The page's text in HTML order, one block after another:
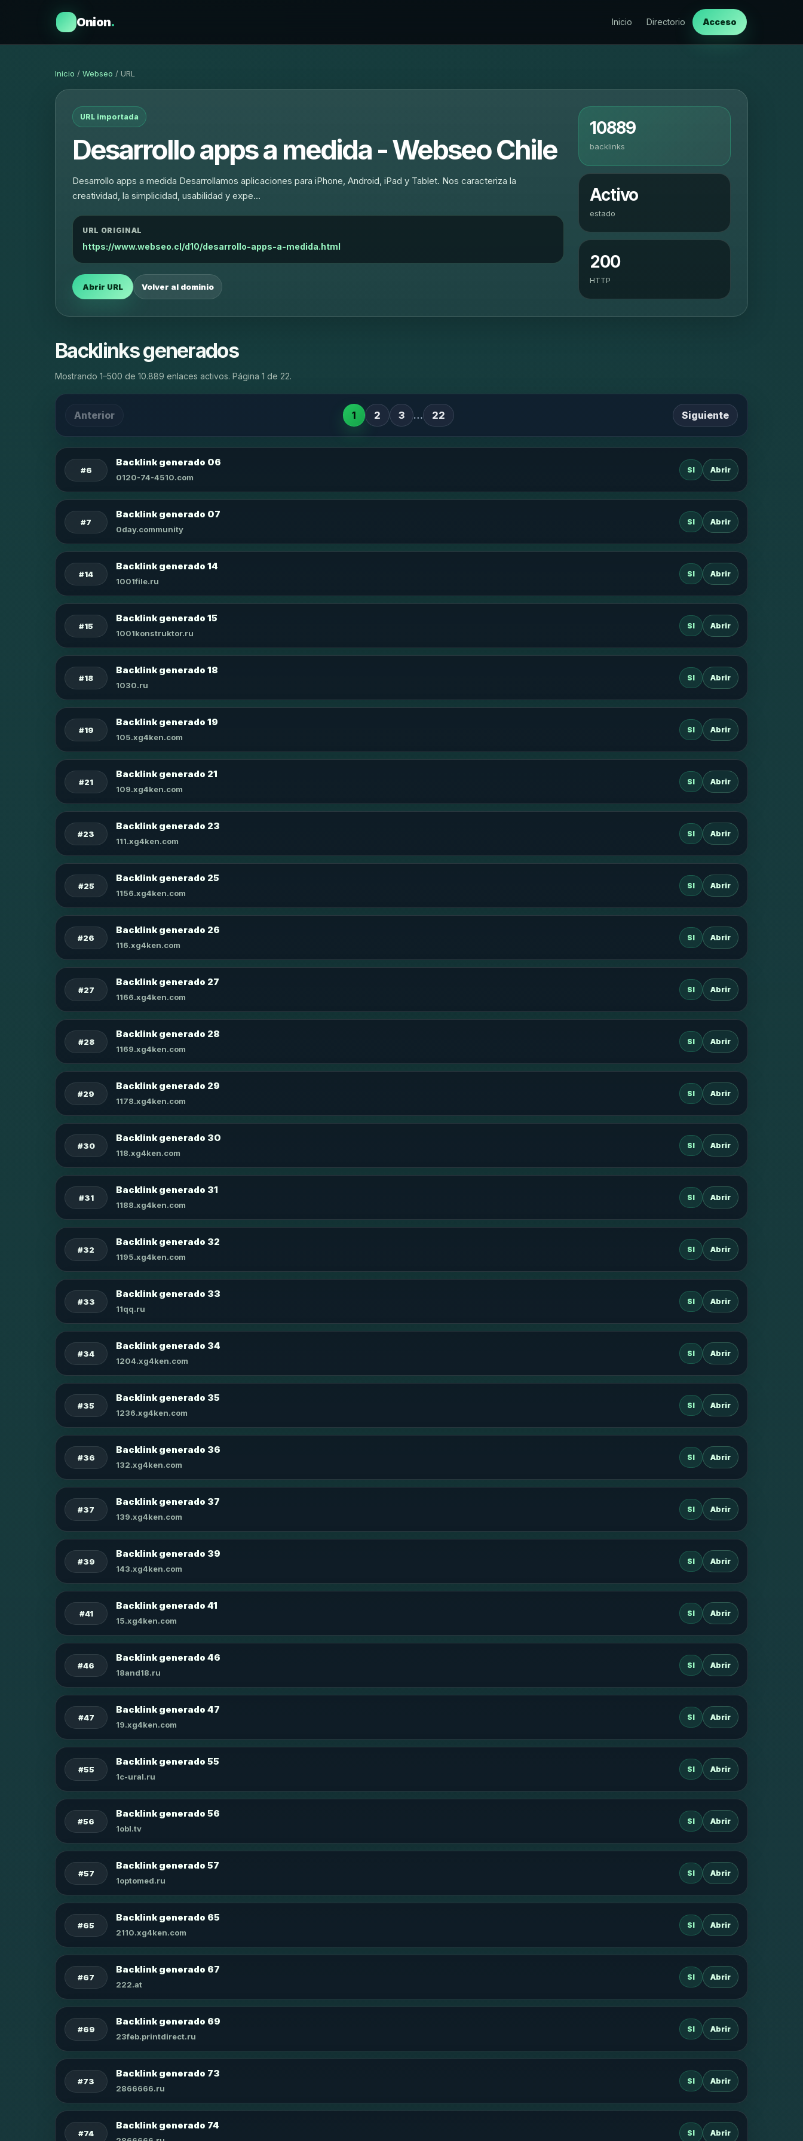
Onion. Inicio Directorio Acceso
Inicio / Webseo / URL
URL importada
Desarrollo apps a medida - Webseo Chile
Desarrollo apps a medida Desarrollamos aplicaciones para iPhone, Android, iPad y Tablet. Nos caracteriza la
creatividad, la simplicidad, usabilidad y expe…
URL ORIGINAL
https://www.webseo.cl/d10/desarrollo-apps-a-medida.html
Abrir URL Volver al dominio
10889
backlinks
Activo
estado
200
HTTP
Backlinks generados
Mostrando 1–500 de 10.889 enlaces activos. Página 1 de 22.
Anterior 1 2 3 … 22 Siguiente
#6
Backlink generado 06
0120-74-4510.com
SI Abrir
#7
Backlink generado 07
0day.community
SI Abrir
#14
Backlink generado 14
1001file.ru
SI Abrir
#15
Backlink generado 15
1001konstruktor.ru
SI Abrir
#18
Backlink generado 18
1030.ru
SI Abrir
#19
Backlink generado 19
105.xg4ken.com
SI Abrir
#21
Backlink generado 21
109.xg4ken.com
SI Abrir
#23
Backlink generado 23
111.xg4ken.com
SI Abrir
#25
Backlink generado 25
1156.xg4ken.com
SI Abrir
#26
Backlink generado 26
116.xg4ken.com
SI Abrir
#27
Backlink generado 27
1166.xg4ken.com
SI Abrir
#28
Backlink generado 28
1169.xg4ken.com
SI Abrir
#29
Backlink generado 29
1178.xg4ken.com
SI Abrir
#30
Backlink generado 30
118.xg4ken.com
SI Abrir
#31
Backlink generado 31
1188.xg4ken.com
SI Abrir
#32
Backlink generado 32
1195.xg4ken.com
SI Abrir
#33
Backlink generado 33
11qq.ru
SI Abrir
#34
Backlink generado 34
1204.xg4ken.com
SI Abrir
#35
Backlink generado 35
1236.xg4ken.com
SI Abrir
#36
Backlink generado 36
132.xg4ken.com
SI Abrir
#37
Backlink generado 37
139.xg4ken.com
SI Abrir
#39
Backlink generado 39
143.xg4ken.com
SI Abrir
#41
Backlink generado 41
15.xg4ken.com
SI Abrir
#46
Backlink generado 46
18and18.ru
SI Abrir
#47
Backlink generado 47
19.xg4ken.com
SI Abrir
#55
Backlink generado 55
1c-ural.ru
SI Abrir
#56
Backlink generado 56
1obl.tv
SI Abrir
#57
Backlink generado 57
1optomed.ru
SI Abrir
#65
Backlink generado 65
2110.xg4ken.com
SI Abrir
#67
Backlink generado 67
222.at
SI Abrir
#69
Backlink generado 69
23feb.printdirect.ru
SI Abrir
#73
Backlink generado 73
2866666.ru
SI Abrir
#74
Backlink generado 74
SI Abrir